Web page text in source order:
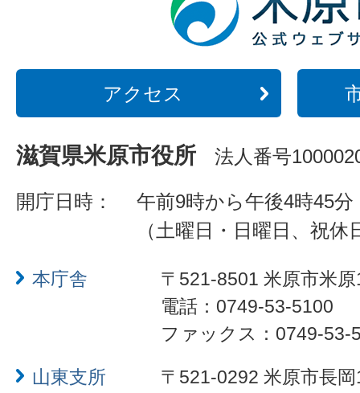
アクセス
滋賀県米原市役所 法人番号
開庁日時：
午前9時から午後4時45分
（土曜日・日曜日、祝
本庁舎
〒521-8501 米原市米
電話：0749-53-5100
ファックス：0749-53-
山東支所
〒521-0292 米原市長